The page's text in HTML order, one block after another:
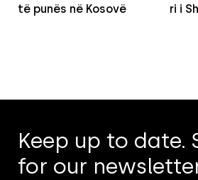
të punës në Kosovë
ri i
Keep up to date.
for our